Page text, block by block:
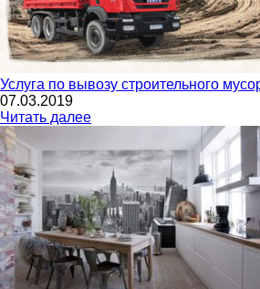
Услуга по вывозу строительного
07.03.2019
Читать далее